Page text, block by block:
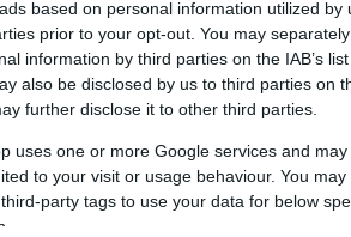
based on personal information utilized by
prior to your opt-out. You may
information by third parties on the IAB’s
also be disclosed by us to third parties on
further disclose it to other third parties.
uses one or more Google services and
to your visit or usage behaviour. You
party tags to use your data for below
SZÉPSÉG
25 éves a
ikonikus illata: a jeles
alkalomból